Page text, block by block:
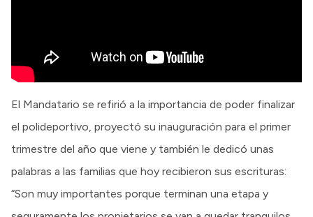
El Mandatario se refirió a la importancia de poder finalizar
el polideportivo, proyectó su inauguración para el primer
trimestre del año que viene y también le dedicó unas
palabras a las familias que hoy recibieron sus escrituras:
“Son muy importantes porque terminan una etapa y